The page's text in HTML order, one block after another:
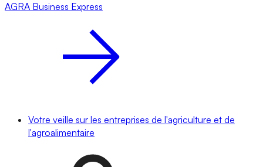
AGRA Business Express
Votre veille sur les entreprises de l'agriculture et de
l'agroalimentaire